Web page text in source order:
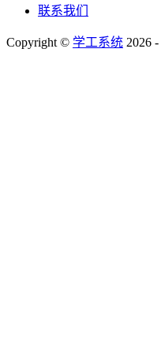
联系我们
Copyright © 学工系统 2026 -